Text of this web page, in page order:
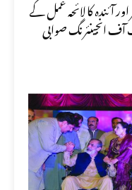
آئندہ کا لائحہ عمل کے
انجینئرنگ صوابی